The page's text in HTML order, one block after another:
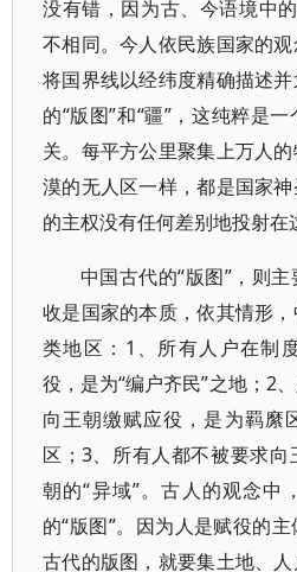
没有错，因为古、今语境中
不相同。今人依民族国家的观
将国界线以经纬度精确描述
的“版图”和“疆”，这纯粹是
关。每平方公里聚集上万人
漠的无人区一样，都是国家
的主权没有任何差别地投射在
中国古代的“版图”，则
收是国家的本质，依其情形
类地区：1、所有人户在制
役，是为“编户齐民”之地；2
向王朝缴赋应役，是为羁縻
区；3、所有人都不被要求
朝的“异域”。古人的观念中
的“版图”。因为人是赋役的
古代的版图，就要集土地、